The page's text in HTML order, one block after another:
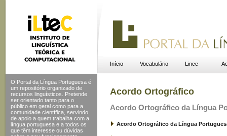
Início Vocabulário Lince
O Portal da Língua Portuguesa é
um repositório organizado de
recursos linguísticos. Pretende
ser orientado tanto para o
público em geral como para a
comunidade científica, servindo
de apoio a quem trabalha com a
língua portuguesa e a todos os
que têm interesse ou dúvidas
Acordo Ortográfico
Acordo Ortográfico da Língua
Acordo Ortográfico da Língua